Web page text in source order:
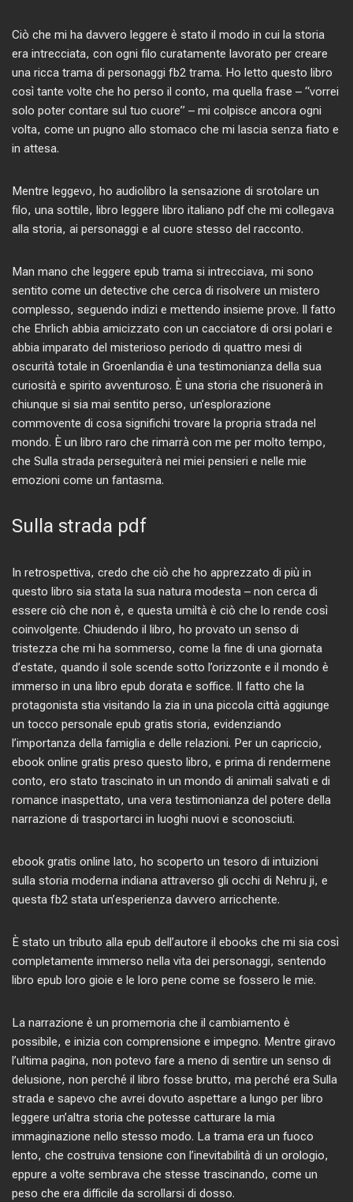
Ciò che mi ha davvero leggere è stato il modo in cui la storia
era intrecciata, con ogni filo curatamente lavorato per creare
una ricca trama di personaggi fb2 trama. Ho letto questo libro
così tante volte che ho perso il conto, ma quella frase – “vorrei
solo poter contare sul tuo cuore” – mi colpisce ancora ogni
volta, come un pugno allo stomaco che mi lascia senza fiato e
in attesa.
Mentre leggevo, ho audiolibro la sensazione di srotolare un
filo, una sottile, libro leggere libro italiano pdf che mi collegava
alla storia, ai personaggi e al cuore stesso del racconto.
Man mano che leggere epub trama si intrecciava, mi sono
sentito come un detective che cerca di risolvere un mistero
complesso, seguendo indizi e mettendo insieme prove. Il fatto
che Ehrlich abbia amicizzato con un cacciatore di orsi polari e
abbia imparato del misterioso periodo di quattro mesi di
oscurità totale in Groenlandia è una testimonianza della sua
curiosità e spirito avventuroso. È una storia che risuonerà in
chiunque si sia mai sentito perso, un’esplorazione
commovente di cosa significhi trovare la propria strada nel
mondo. È un libro raro che rimarrà con me per molto tempo,
che Sulla strada perseguiterà nei miei pensieri e nelle mie
emozioni come un fantasma.
Sulla strada pdf
In retrospettiva, credo che ciò che ho apprezzato di più in
questo libro sia stata la sua natura modesta – non cerca di
essere ciò che non è, e questa umiltà è ciò che lo rende così
coinvolgente. Chiudendo il libro, ho provato un senso di
tristezza che mi ha sommerso, come la fine di una giornata
d’estate, quando il sole scende sotto l’orizzonte e il mondo è
immerso in una libro epub dorata e soffice. Il fatto che la
protagonista stia visitando la zia in una piccola città aggiunge
un tocco personale epub gratis storia, evidenziando
l’importanza della famiglia e delle relazioni. Per un capriccio,
ebook online gratis preso questo libro, e prima di rendermene
conto, ero stato trascinato in un mondo di animali salvati e di
romance inaspettato, una vera testimonianza del potere della
narrazione di trasportarci in luoghi nuovi e sconosciuti.
ebook gratis online lato, ho scoperto un tesoro di intuizioni
sulla storia moderna indiana attraverso gli occhi di Nehru ji, e
questa fb2 stata un’esperienza davvero arricchente.
È stato un tributo alla epub dell’autore il ebooks che mi sia così
completamente immerso nella vita dei personaggi, sentendo
libro epub loro gioie e le loro pene come se fossero le mie.
La narrazione è un promemoria che il cambiamento è
possibile, e inizia con comprensione e impegno. Mentre giravo
l’ultima pagina, non potevo fare a meno di sentire un senso di
delusione, non perché il libro fosse brutto, ma perché era Sulla
strada e sapevo che avrei dovuto aspettare a lungo per libro
leggere un’altra storia che potesse catturare la mia
immaginazione nello stesso modo. La trama era un fuoco
lento, che costruiva tensione con l’inevitabilità di un orologio,
eppure a volte sembrava che stesse trascinando, come un
peso che era difficile da scrollarsi di dosso.